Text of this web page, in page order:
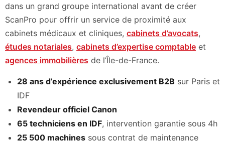
dans un grand groupe international avant de créer
ScanPro pour offrir un service de proximité aux
cabinets médicaux et cliniques, cabinets d’avocats,
études notariales, cabinets d’expertise comptable et
agences immobilières de l’Île-de-France.
28 ans d’expérience exclusivement B2B sur Paris et
IDF
Revendeur officiel Canon
65 techniciens en IDF, intervention garantie sous 4h
25 500 machines sous contrat de maintenance